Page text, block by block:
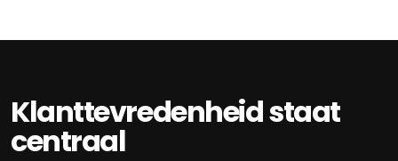
Klanttevredenheid staat
centraal